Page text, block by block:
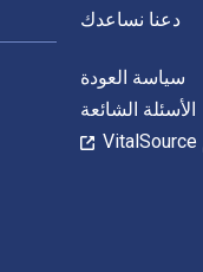
دعنا نساعدك
سياسة العودة
الأسئلة الشائعة